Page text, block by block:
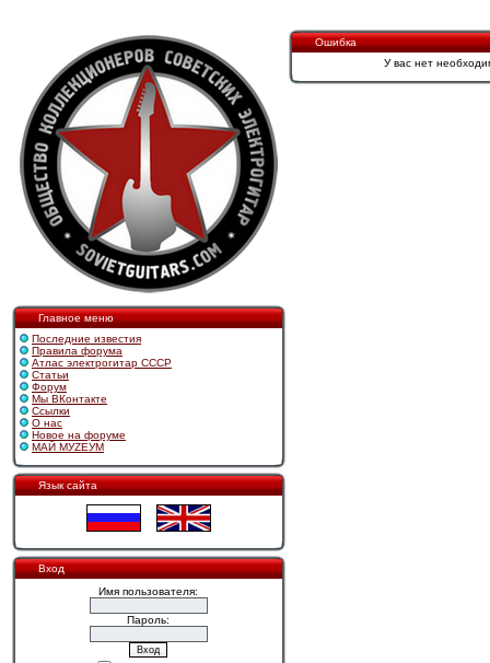
Главное меню
Последние известия
Правила форума
Атлас электрогитар СССР
Статьи
Форум
Мы ВКонтакте
Ссылки
О нас
Новое на форуме
МАЙ МУZЕУМ
Язык сайта
Вход
Имя пользователя:
Пароль:
Ошибка
У вас нет